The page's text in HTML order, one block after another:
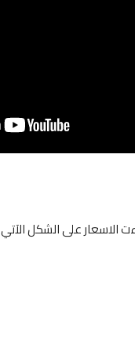
الاسعار على الشكل الآتي: